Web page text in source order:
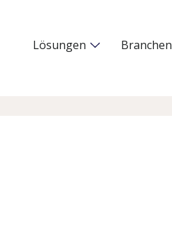
Lösungen Branchen